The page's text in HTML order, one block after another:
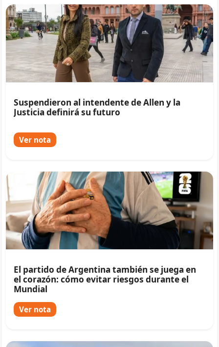
Suspendieron al intendente de Allen y la
Justicia definirá su futuro
Ver nota
El partido de Argentina también se juega en
el corazón: cómo evitar riesgos durante el
Mundial
Ver nota